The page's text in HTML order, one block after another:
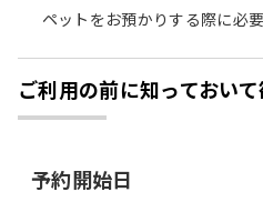
ペットをお預かりする際に必
ご利用の前に知っておい
予約開始日